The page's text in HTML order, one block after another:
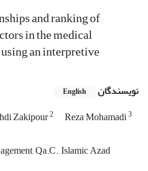
and ranking of
in the medical
an interpretive
نویسندگان English
Zakipour2 Reza Mohamadi3
Qa.C., Islamic Azad